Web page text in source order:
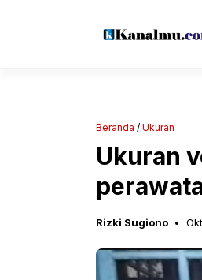
Beranda / Ukuran
Ukuran
Rizki Sugiono